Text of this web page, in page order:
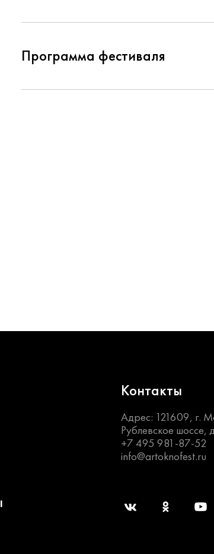
Программа фестиваля
Контакты
Адрес: 121609, г.
Рублевское шоссе,
+7 495 981-87-52
info@artoknofest.ru